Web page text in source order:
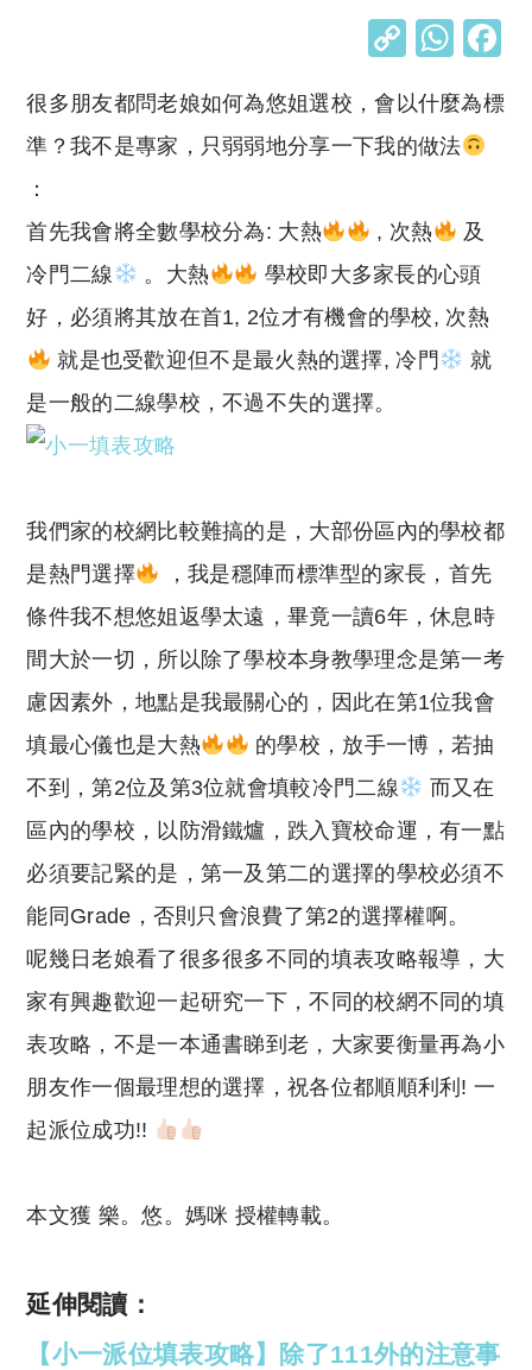
C
p
y
n
k
W
at
s
p
p
很多朋友都問老娘如何為悠姐選校，會以什麼為標
準？我不是專家，只弱弱地分享一下我的做法
：
首先我會將全數學校分為: 大熱
, 次熱
及
冷門二線
。大熱
學校即大多家長的心頭
好，必須將其放在首1, 2位才有機會的學校, 次熱
就是也受歡迎但不是最火熱的選擇, 冷門
就
是一般的二線學校，不過不失的選擇。
我們家的校網比較難搞的是，大部份區內的學校都
是熱門選擇
，我是穩陣而標準型的家長，首先
條件我不想悠姐返學太遠，畢竟一讀6年，休息時
間大於一切，所以除了學校本身教學理念是第一考
慮因素外，地點是我最關心的，因此在第1位我會
填最心儀也是大熱
的學校，放手一博，若抽
不到，第2位及第3位就會填較冷門二線
而又在
區內的學校，以防滑鐵爐，跌入寶校命運，有一點
必須要記緊的是，第一及第二的選擇的學校必須不
能同Grade，否則只會浪費了第2的選擇權啊。
呢幾日老娘看了很多很多不同的填表攻略報導，大
家有興趣歡迎一起研究一下，不同的校網不同的填
表攻略，不是一本通書睇到老，大家要衡量再為小
朋友作一個最理想的選擇，祝各位都順順利利! 一
起派位成功!!
本文獲 樂。悠。媽咪 授權轉載。
延伸閱讀：
【小一派位填表攻略】除了111外的注意事